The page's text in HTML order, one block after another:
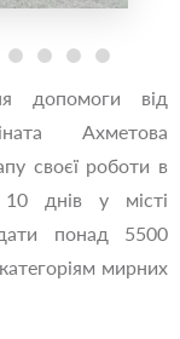
допомоги від
Ахметова
своєї роботи в
10 днів у місті
понад 5500
мирних